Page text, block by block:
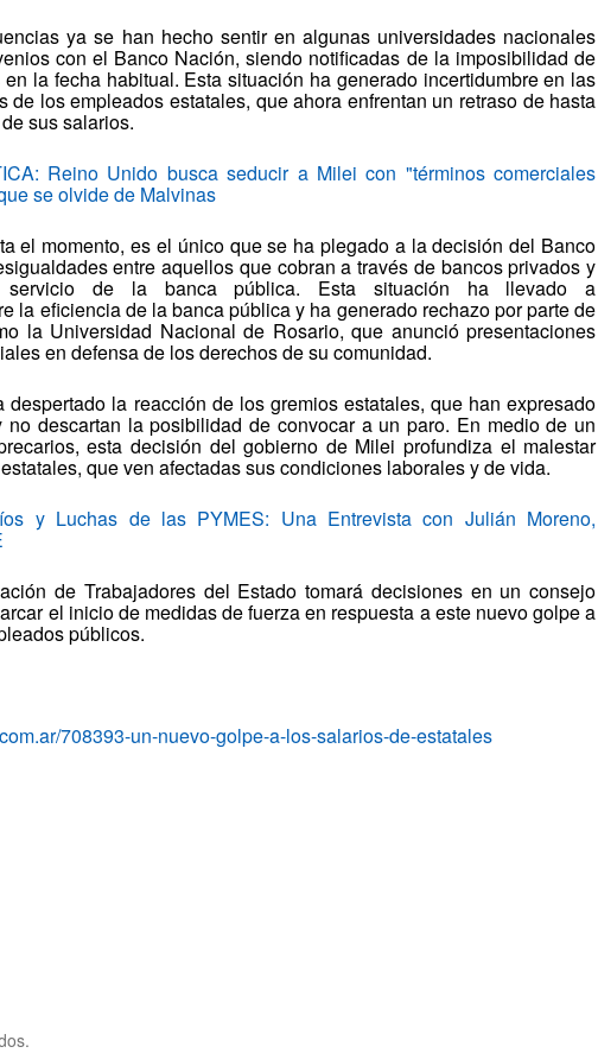
ya se han hecho sentir en algunas universidades nacionales
con el Banco Nación, siendo notificadas de la imposibilidad de
la fecha habitual. Esta situación ha generado incertidumbre en las
de los empleados estatales, que ahora enfrentan un retraso de hasta
sus salarios.
Reino Unido busca seducir a Milei con "términos comerciales
se olvide de Malvinas
el momento, es el único que se ha plegado a la decisión del Banco
entre aquellos que cobran a través de bancos privados y
de la banca pública. Esta situación ha llevado a
la eficiencia de la banca pública y ha generado rechazo por parte de
la Universidad Nacional de Rosario, que anunció presentaciones
en defensa de los derechos de su comunidad.
despertado la reacción de los gremios estatales, que han expresado
no descartan la posibilidad de convocar a un paro. En medio de un
esta decisión del gobierno de Milei profundiza el malestar
que ven afectadas sus condiciones laborales y de vida.
y Luchas de las PYMES: Una Entrevista con Julián Moreno,
de Trabajadores del Estado tomará decisiones en un consejo
el inicio de medidas de fuerza en respuesta a este nuevo golpe a
públicos.
708393-un-nuevo-golpe-a-los-salarios-de-estatales